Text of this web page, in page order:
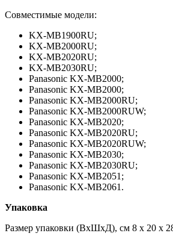
Совместимые модели:
KX-MB1900RU;
KX-MB2000RU;
KX-MB2020RU;
KX-MB2030RU;
Panasonic KX-MB2000;
Panasonic KX-MB2000;
Panasonic KX-MB2000RU;
Panasonic KX-MB2000RUW;
Panasonic KX-MB2020;
Panasonic KX-MB2020RU;
Panasonic KX-MB2020RUW;
Panasonic KX-MB2030;
Panasonic KX-MB2030RU;
Panasonic KX-MB2051;
Panasonic KX-MB2061.
Упаковка
Размер упаковки (ВхШхД), см 8 x 20 x